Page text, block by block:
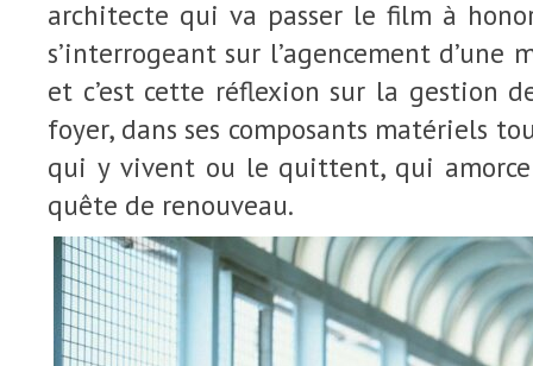
architecte qui va passer le film à
s’interrogeant sur l’agencement d’une
et c’est cette réflexion sur la gestion
foyer, dans ses composants matériels
qui y vivent ou le quittent, qui
quête de renouveau.